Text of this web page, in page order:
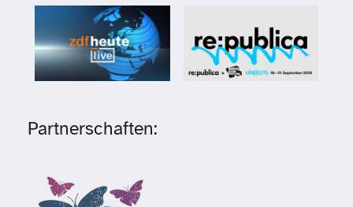
Partnerschaften: